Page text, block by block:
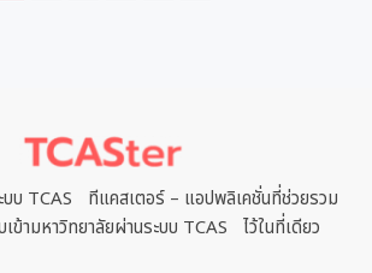
3 4 5 6
บบ TCAS ทีแคสเตอร์ – แอปพลิเคชั่นที่ช่วยรวม
ข้ามหาวิทยาลัยผ่านระบบ TCAS ไว้ในที่เดียว